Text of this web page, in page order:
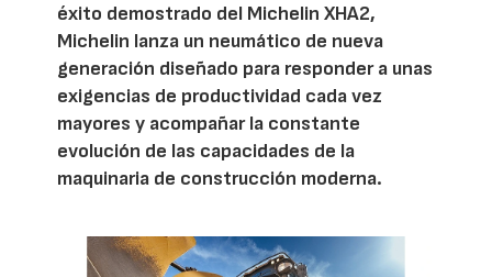
éxito demostrado del Michelin XHA2,
Michelin lanza un neumático de nueva
generación diseñado para responder a unas
exigencias de productividad cada vez
mayores y acompañar la constante
evolución de las capacidades de la
maquinaria de construcción moderna.